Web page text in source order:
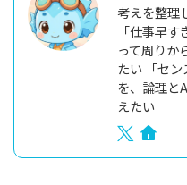
考えを整理
「仕事早
って周りか
たい 「セ
を、論理と
えたい